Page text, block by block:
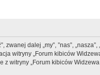
zwanej dalej „my”, ”nas”,
witryny „Forum kibiców
witryny „Forum kibiców